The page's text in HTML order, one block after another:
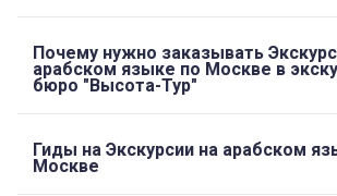
Почему нужно заказывать
арабском языке по Москве в
бюро "Высота-Тур"
Гиды на Экскурсии на арабском
Москве